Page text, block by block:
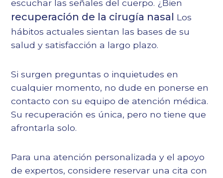
escuchar las señales del cuerpo. ¿Bien
recuperación de la cirugía nasal Los
hábitos actuales sientan las bases de su
salud y satisfacción a largo plazo.
Si surgen preguntas o inquietudes en
cualquier momento, no dude en ponerse en
contacto con su equipo de atención médica.
Su recuperación es única, pero no tiene que
afrontarla solo.
Para una atención personalizada y el apoyo
de expertos, considere reservar una cita con